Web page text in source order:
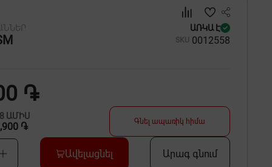
ԱՌԿԱ Է
SKU 0012558
֏
ԱՄԻՍ
֏ Գնել ապառիկ հիմա
Ավելացնել Արագ գնում